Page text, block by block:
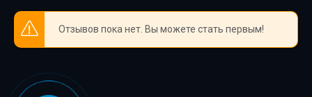
Отзывов пока нет. Вы можете стать первым!